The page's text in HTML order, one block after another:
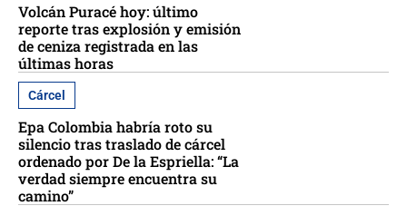
Volcán Puracé hoy: último
reporte tras explosión y emisión
de ceniza registrada en las
últimas horas
Cárcel
Epa Colombia habría roto su
silencio tras traslado de cárcel
ordenado por De la Espriella: “La
verdad siempre encuentra su
camino”